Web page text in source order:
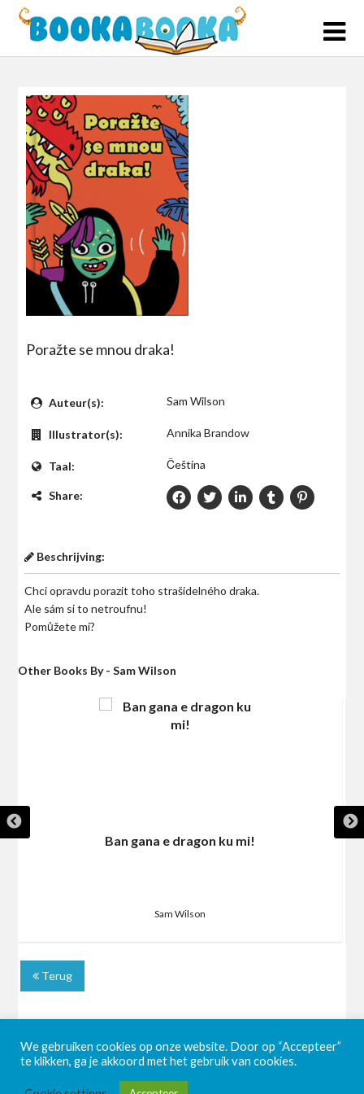
Skip
Poražte se mnou draka!
Auteur(s): Sam Wilson
Illustrator(s): Annika Brandow
Taal: Čeština
Share:
Beschrijving:
Chci opravdu porazit toho strašidelného draka.
Ale sám si to netroufnu!
Pomůžete mi?
Other Books By - Sam Wilson
Ban gana e dragon ku mi!
Sam Wilson
Terug
We gebruiken cookies op onze website. Door op “Accepteer”
te klikken, ga je akkoord met het gebruik van cookies.